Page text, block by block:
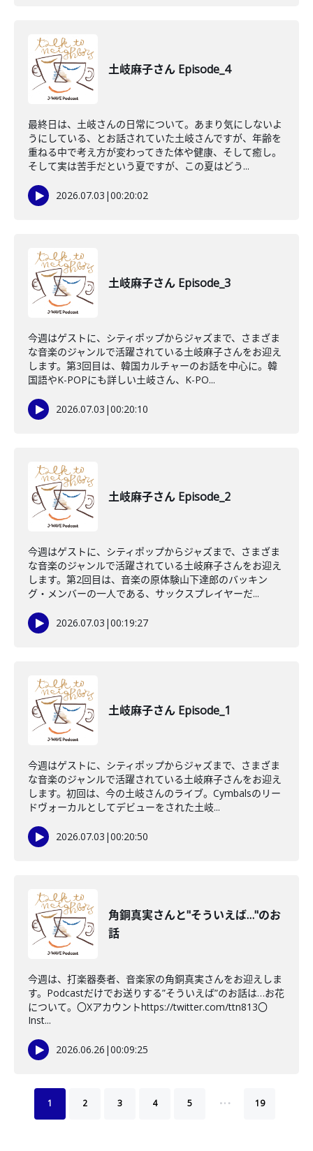
土岐麻子さん Episode_4
最終日は、土岐さんの日常について。あまり気にしないよ
うにしている、とお話されていた土岐さんですが、年齢を
重ねる中で考え方が変わってきた体や健康、そして癒し。
そして実は苦手だという夏ですが、この夏はどう...
2026.07.03 |00:20:02
土岐麻子さん Episode_3
今週はゲストに、シティポップからジャズまで、さまざま
な音楽のジャンルで活躍されている土岐麻子さんをお迎え
します。第3回目は、韓国カルチャーのお話を中心に。韓
国語やK-POPにも詳しい土岐さん、K-PO...
2026.07.03 |00:20:10
土岐麻子さん Episode_2
今週はゲストに、シティポップからジャズまで、さまざま
な音楽のジャンルで活躍されている土岐麻子さんをお迎え
します。第2回目は、音楽の原体験山下達郎のバッキン
グ・メンバーの一人である、サックスプレイヤーだ...
2026.07.03 |00:19:27
土岐麻子さん Episode_1
今週はゲストに、シティポップからジャズまで、さまざま
な音楽のジャンルで活躍されている土岐麻子さんをお迎え
します。初回は、今の土岐さんのライブ。Cymbalsのリー
ドヴォーカルとしてデビューをされた土岐...
2026.07.03 |00:20:50
角銅真実さんと"そういえば…"のお
話
今週は、打楽器奏者、音楽家の角銅真実さんをお迎えしま
す。Podcastだけでお送りする”そういえば”のお話は…お花
について。〇Xアカウントhttps://twitter.com/ttn813〇
Inst...
2026.06.26 |00:09:25
1 2 3 4 5 … 19